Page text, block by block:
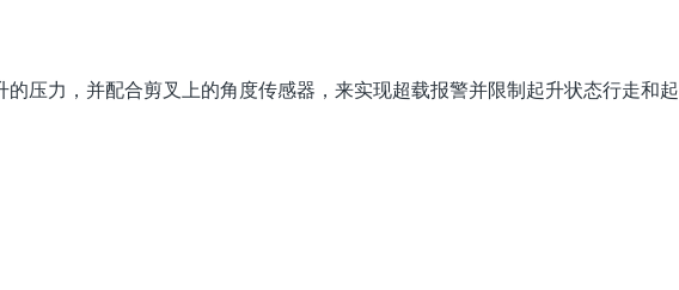
的压力，并配合剪叉上的角度传感器，来实现超载报警并限制起升状态行走和起